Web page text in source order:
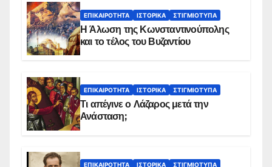
ΕΠΙΚΑΙΡΌΤΗΤΑ ΙΣΤΟΡΙΚΆ ΣΤΙΓΜΙΌΤΥΠΑ
Η Άλωση της Κωνσταντινούπολης
και το τέλος του Βυζαντίου
ΕΠΙΚΑΙΡΌΤΗΤΑ ΙΣΤΟΡΙΚΆ ΣΤΙΓΜΙΌΤΥΠΑ
Τι απέγινε ο Λάζαρος μετά την
Ανάσταση;
ΕΠΙΚΑΙΡΌΤΗΤΑ ΙΣΤΟΡΙΚΆ ΣΤΙΓΜΙΌΤΥΠΑ